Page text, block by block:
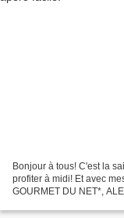
Bonjour à tous! C'est la
profiter à midi! Et avec
GOURMET DU NET*,